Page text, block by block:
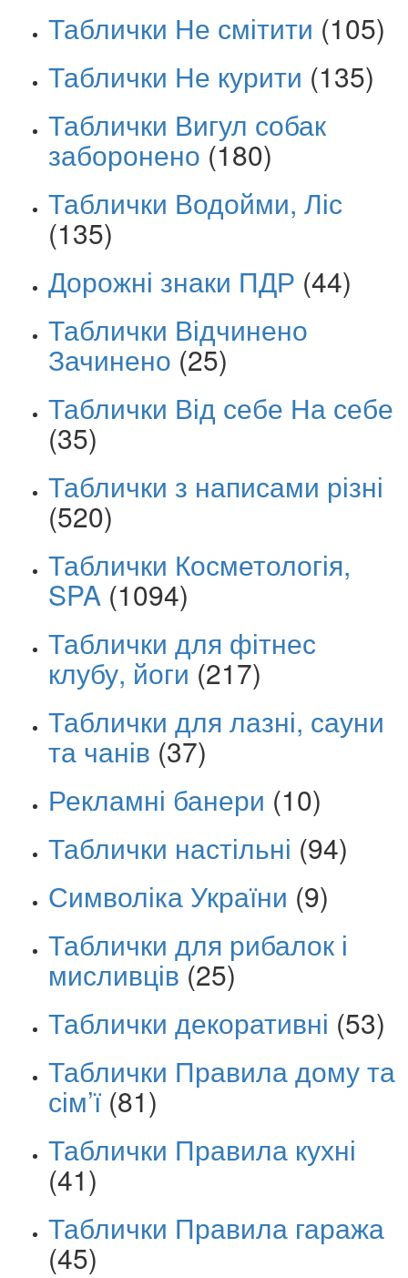
Таблички Не смітити (105)
Таблички Не курити (135)
Таблички Вигул собак
заборонено (180)
Таблички Водойми, Ліс
(135)
Дорожні знаки ПДР (44)
Таблички Відчинено
Зачинено (25)
Таблички Від себе На себе
(35)
Таблички з написами різні
(520)
Таблички Косметологія,
SPA (1094)
Таблички для фітнес
клубу, йоги (217)
Таблички для лазні, сауни
та чанів (37)
Рекламні банери (10)
Таблички настільні (94)
Символіка України (9)
Таблички для рибалок і
мисливців (25)
Таблички декоративні (53)
Таблички Правила дому та
сім’ї (81)
Таблички Правила кухні
(41)
Таблички Правила гаража
(45)